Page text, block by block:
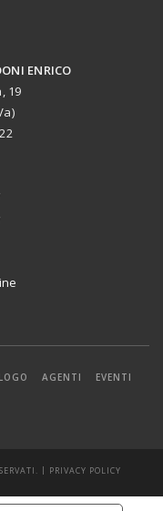
ENRICO
19
AGENTI
EVENTI
| PRIVACY POLICY